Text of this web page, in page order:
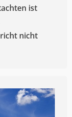
ist
nicht